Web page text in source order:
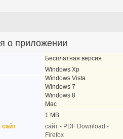
о приложении
Бесплатная версия
Windows Xp
Windows Vista
Windows 7
Windows 8
Mac
1 MB
сайт - PDF Download -
Firefox